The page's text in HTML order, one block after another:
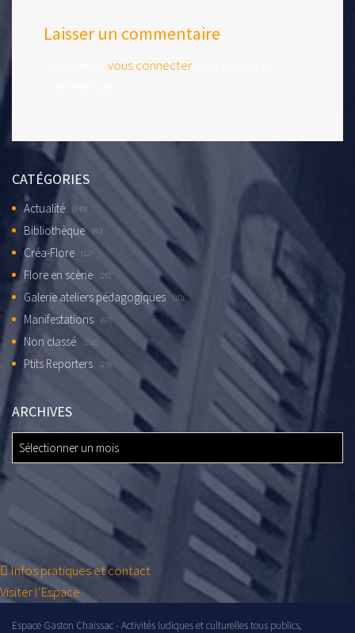
Laisser un commentaire
vous connecter
CATÉGORIES
Actualité (349)
Bibliothèque (60)
Créa-Flore (12)
Flore en scène (26)
Galerie ateliers pédagogiques (10)
Manifestations (67)
Non classé (191)
Ptits Reporters (25)
ARCHIVES
ARCHIVES
Infos pratiques et contact
Visiter l'Espace
Espace Gaston Chaissac - Activités ludiques et culturelles tous publics,